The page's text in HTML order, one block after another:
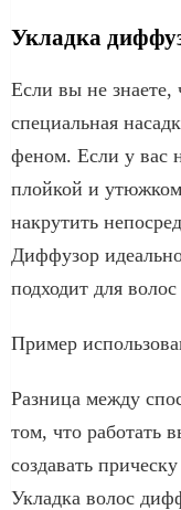
Укладка
Если вы не знаете,
специальная
феном. Если у вас
плойкой и
накрутить
Диффузор
подходит для
Пример
Разница между
том, что работать
создавать
Укладка волос